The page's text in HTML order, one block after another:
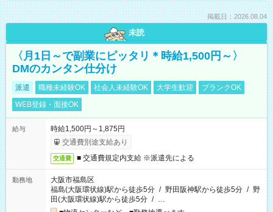
掲載日：2026.08.04
未読
〈月1日～で副業にピッタリ＊時給1,500円～〉
DMのカンタン仕分け
派遣 職種未経験OK 社会人未経験OK 大学生歓迎
ブランクOK
WEB登録・面接OK
給与
時給1,500円～1,875円
交通費別途支給あり
交通費 ■ 交通費規定内支給 ※派遣先による
勤務地
大阪市福島区
福島(大阪環状線)駅から徒歩5分 / 野田阪神駅から徒歩5分 / 野
田(大阪環状線)駅から徒歩5分 / …